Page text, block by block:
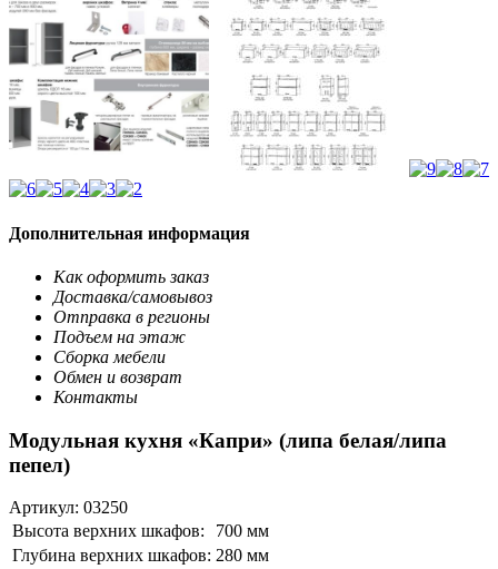
Дополнительная информация
Как оформить заказ
Доставка/самовывоз
Отправка в регионы
Подъем на этаж
Сборка мебели
Обмен и возврат
Контакты
Модульная кухня «Капри» (липа белая/липа
пепел)
Артикул: 03250
Высота верхних шкафов:
700 мм
Глубина верхних шкафов: 280 мм